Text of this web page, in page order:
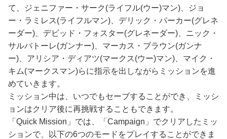
て、ジェニファー・サーク(ライフル(ウー)マン)、ジョ
ー・ラミレス(ライフルマン)、デリック・パーカー(グレネ
ーダー)、デビッド・フォスター(グレネーダー)、ニック・
サルバトーレ(ガンナー)、マーカス・ブラウン(ガンナ
ー)、アリシア・ディアツ(マークス(ウー)マン)、マイク・
キム(マークスマン)らに指示を出しながらミッションを進
めていきます。
ミッション中は、いつでもセーブすることができ、ミッシ
ョンはクリア後に再挑戦することもできます。
「Quick Mission」では、「Campaign」でクリアしたミッ
ションで、以下の6つのモードをプレイすることができま